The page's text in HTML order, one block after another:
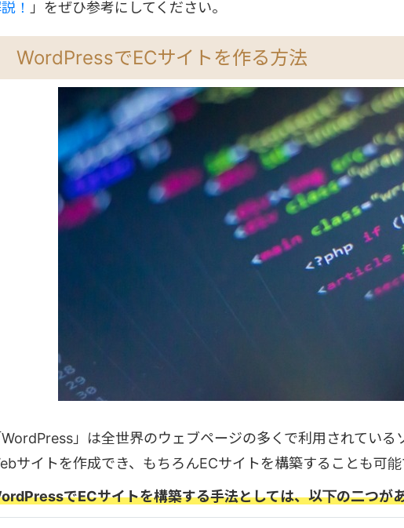
！
」をぜひ参考にしてください。
WordPressでECサイトを作る方法
」は全世界のウェブページの多くで利用されている
サイトを作成でき、もちろんECサイトを構築することも可能
でECサイトを構築する手法としては、以下の二つが